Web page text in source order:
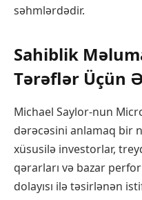
səhmlərdədir.
Sahiblik
Tərəflər Üçün
Michael Saylor-nun
dərəcəsini anlamaq bir
xüsusilə investorlar,
qərarları və bazar
dolayısı ilə təsirlənən